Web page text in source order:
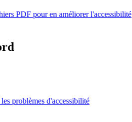
PDF pour en améliorer l'accessibilité
problèmes d'accessibilité